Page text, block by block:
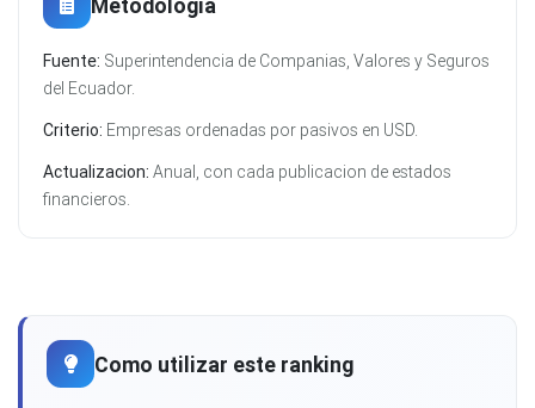
Fuente: Superintendencia de Companias, Valores y Seguros
del Ecuador.
Criterio: Empresas ordenadas por pasivos en USD.
Actualizacion: Anual, con cada publicacion de estados
financieros.
Como utilizar este ranking